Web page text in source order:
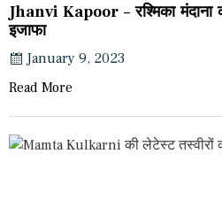
Jhanvi Kapoor – रश्मिका
इजाफा
January 9, 2023
Read More